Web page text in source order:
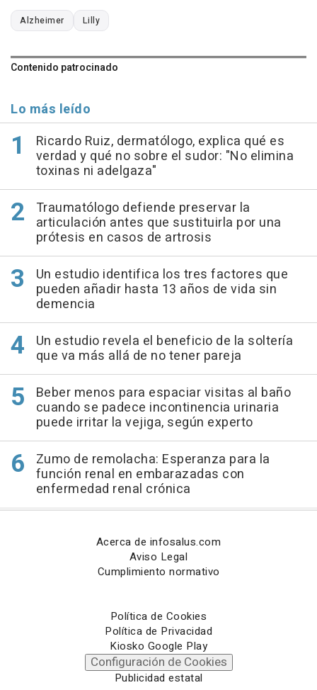
Alzheimer Lilly
Contenido patrocinado
Lo más leído
Ricardo Ruiz, dermatólogo, explica qué es
verdad y qué no sobre el sudor: "No elimina
toxinas ni adelgaza"
Traumatólogo defiende preservar la
articulación antes que sustituirla por una
prótesis en casos de artrosis
Un estudio identifica los tres factores que
pueden añadir hasta 13 años de vida sin
demencia
Un estudio revela el beneficio de la soltería
que va más allá de no tener pareja
Beber menos para espaciar visitas al baño
cuando se padece incontinencia urinaria
puede irritar la vejiga, según experto
Zumo de remolacha: Esperanza para la
función renal en embarazadas con
enfermedad renal crónica
Acerca de infosalus.com
Aviso Legal
Cumplimiento normativo
Política de Cookies
Política de Privacidad
Kiosko Google Play
Configuración de Cookies
Publicidad estatal